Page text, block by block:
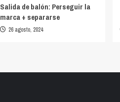
Salida de balón: Perseguir la
marca + separarse
26 agosto, 2024